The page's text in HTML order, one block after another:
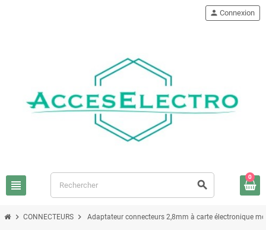
view_headline search
person Connexion
0
chevron_right CONNECTEURS chevron_right Adaptateur connecteurs 2,8mm à carte électronique